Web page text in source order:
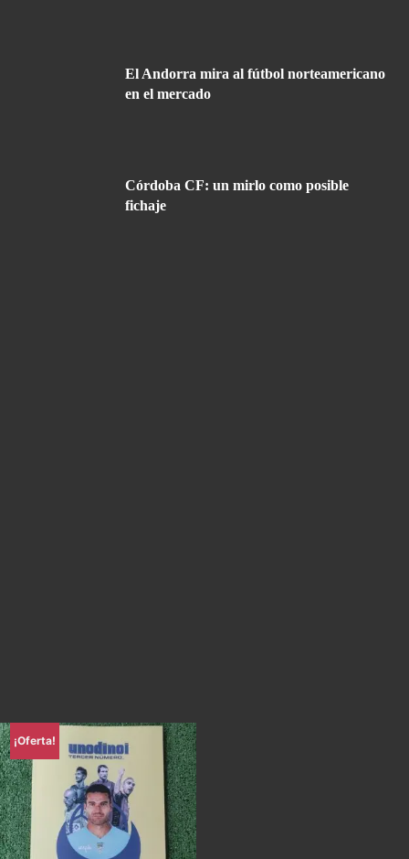
El Andorra mira al fútbol norteamericano
en el mercado
Córdoba CF: un mirlo como posible
fichaje
¡Oferta!